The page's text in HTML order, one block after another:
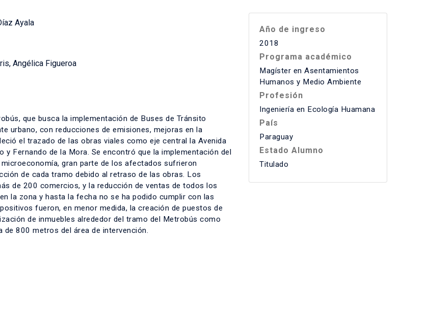
Ayala
Angélica Figueroa
que busca la implementación de Buses de Tránsito
urbano, con reducciones de emisiones, mejoras en la
el trazado de las obras viales como eje central la Avenida
y Fernando de la Mora. Se encontró que la implementación del
gran parte de los afectados sufrieron
de cada tramo debido al retraso de las obras. Los
de 200 comercios, y la reducción de ventas de todos los
la zona y hasta la fecha no se ha podido cumplir con las
fueron, en menor medida, la creación de puestos de
de inmuebles alrededor del tramo del Metrobús como
800 metros del área de intervención.
Año de ingreso
2018
Programa académico
Magíster en Asentamientos
Humanos y Medio Ambiente
Profesión
Ingeniería en Ecología Huamana
País
Paraguay
Estado Alumno
Titulado